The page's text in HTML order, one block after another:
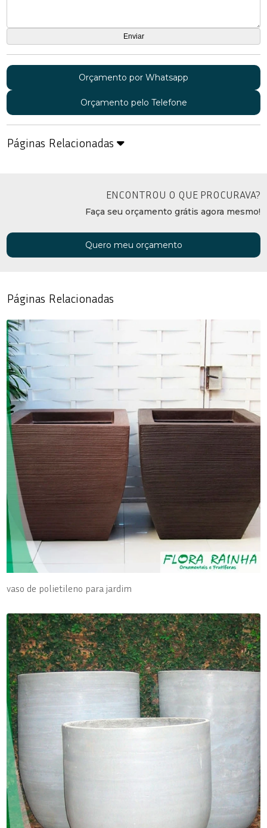
Orçamento por Whatsapp
Orçamento pelo Telefone
Páginas Relacionadas
ENCONTROU O QUE PROCURAVA?
Faça seu orçamento grátis agora mesmo!
Quero meu orçamento
Páginas Relacionadas
vaso de polietileno para jardim